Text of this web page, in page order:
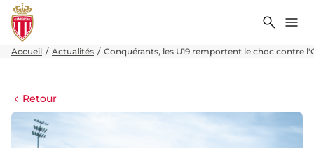
Accueil Actualités Conquérants, les U19 remportent le choc contre
Retour